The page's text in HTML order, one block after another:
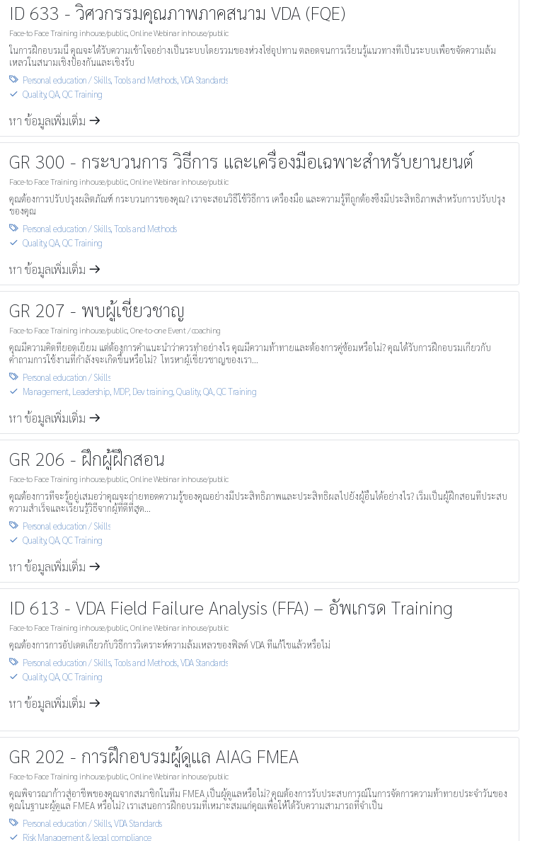
ID 633 - วิศวกรรมคุณภาพภาคสนาม VDA (FQE)
Face-to Face Training inhouse/public,Online Webinar inhouse/public
ในการฝึกอบรมนี้ คุณจะได้รับความเข้าใจอย่างเป็นระบบโดยรวมของห่วงโซ่อุปทาน ตลอดจนการเรียนรู้แนวทางที่เป็นระบบเพื่อขจัดความล้ม
เหลวในสนามเชิงป้องกันและเชิงรับ
 Personal education / Skills,Tools and Methods,VDA Standards
S Quality, QA, QC Training
หา ข้อมูลเพิ่มเติ่ม m
GR 300 - กระบวนการ วิธีการ และเครื่องมือเฉพาะสำหรับยานยนต์
Face-to Face Training inhouse/public,Online Webinar inhouse/public
คุณต้องการปรับปรุงผลิตภัณฑ์ กระบวนการของคุณ? เราจะสอนวิธีใช้วิธีการ เครื่องมือ และความรู้ที่ถูกต้องซึ่งมีประสิทธิภาพสำหรับการปรับปรุง
ของคุณ
 Personal education / Skills,Tools and Methods
S Quality, QA, QC Training
หา ข้อมูลเพิ่มเติ่ม m
GR 207 - พบผู้เชี่ยวชาญ
Face-to Face Training inhouse/public,One-to-one Event / coaching
คุณมีความคิดที่ยอดเยี่ยม แต่ต้องการคำแนะนำว่าควรทำอย่างไร คุณมีความท้าทายและต้องการคู่ซ้อมหรือไม่? คุณได้รับการฝึกอบรมเกี่ยวกับ
คำถามการใช้งานที่กำลังจะเกิดขึ้นหรือไม่? โทรหาผู้เชี่ยวชาญของเรา...
 Personal education / Skills
S Management, Leadership, MDP, Dev training,Quality, QA, QC Training
หา ข้อมูลเพิ่มเติ่ม m
GR 206 - ฝึกผู้ฝึกสอน
Face-to Face Training inhouse/public,Online Webinar inhouse/public
คุณต้องการที่จะรู้อยู่เสมอว่าคุณจะถ่ายทอดความรู้ของคุณอย่างมีประสิทธิภาพและประสิทธิผลไปยังผู้อื่นได้อย่างไร? เริ่มเป็นผู้ฝึกสอนที่ประสบ
ความสำเร็จและเรียนรู้วิธีจากผู้ที่ดีที่สุด...
 Personal education / Skills
S Quality, QA, QC Training
หา ข้อมูลเพิ่มเติ่ม m
ID 613 - VDA Field Failure Analysis (FFA) – อัพเกรด Training
Face-to Face Training inhouse/public,Online Webinar inhouse/public
คุณต้องการการอัปเดตเกี่ยวกับวิธีการวิเคราะห์ความล้มเหลวของฟิลด์ VDA ที่แก้ไขแล้วหรือไม่
 Personal education / Skills,Tools and Methods,VDA Standards
S Quality, QA, QC Training
หา ข้อมูลเพิ่มเติ่ม m
GR 202 - การฝึกอบรมผู้ดูแล AIAG FMEA
Face-to Face Training inhouse/public,Online Webinar inhouse/public
คุณพิจารณาก้าวสู่อาชีพของคุณจากสมาชิกในทีม FMEA เป็นผู้ดูแลหรือไม่? คุณต้องการรับประสบการณ์ในการจัดการความท้าทายประจำวันของ
คุณในฐานะผู้ดูแล FMEA หรือไม่? เราเสนอการฝึกอบรมที่เหมาะสมแก่คุณเพื่อให้ได้รับความสามารถที่จำเป็น
 Personal education / Skills,VDA Standards
S Risk Management & legal compliance